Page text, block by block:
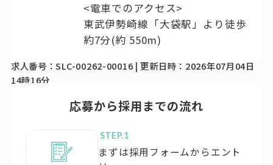
<電車でのアクセス>
東武伊勢崎線「大袋駅」より徒歩
約7分(約 550m)
求人番号：SLC-00262-00016 | 更新日時：2026年07月04日
14時16分
応募から採用までの流れ
STEP.
まずは採用フォームからエント